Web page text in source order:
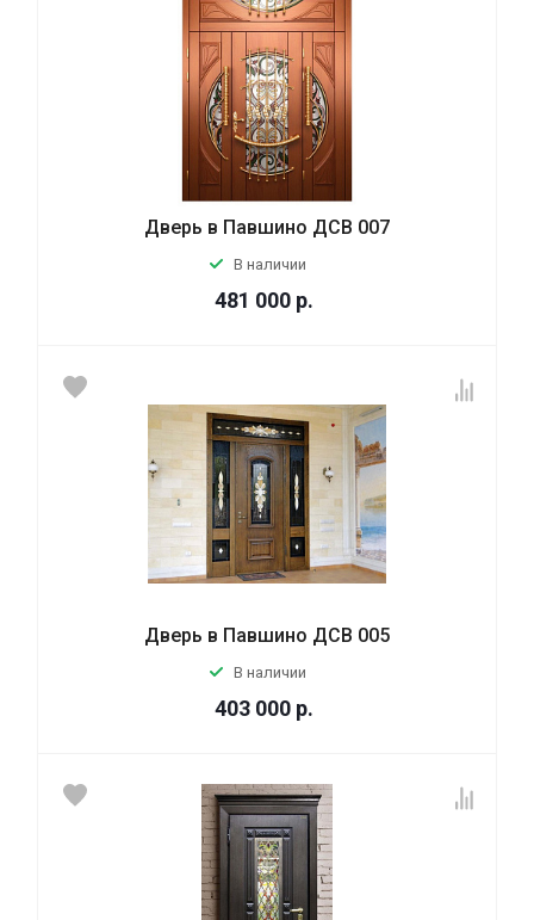
Дверь в Павшино ДСВ 007
В наличии
481 000 р.
Дверь в Павшино ДСВ 005
В наличии
403 000 р.